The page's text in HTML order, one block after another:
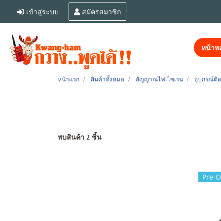
เข้าสู่ระบบ สมัครสมาชิก
หน้าห
หน้าแรก สินค้าทั้งหมด สัญญาณไฟ-ไซเรน อุปกรณ์ติ
พบสินค้า 2 ชิ้น
Pre-